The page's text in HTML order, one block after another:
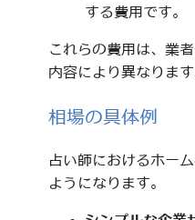
する費用です。
これらの費用は、業
内容により異なります
相場の具体例
占い師におけるホー
ようになります。